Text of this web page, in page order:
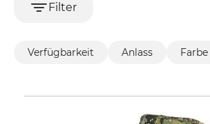
Filter
Verfügbarkeit Anlass Farbe